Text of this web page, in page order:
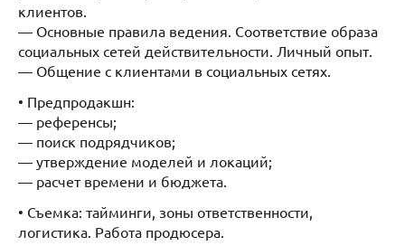
клиентов.
— Основные правила ведения. Соответствие образа
социальных сетей действительности. Личный опыт.
— Общение с клиентами в социальных сетях.
• Предпродакшн:
— референсы;
— поиск подрядчиков;
— утверждение моделей и локаций;
— расчет времени и бюджета.
• Съемка: тайминги, зоны ответственности,
логистика. Работа продюсера.